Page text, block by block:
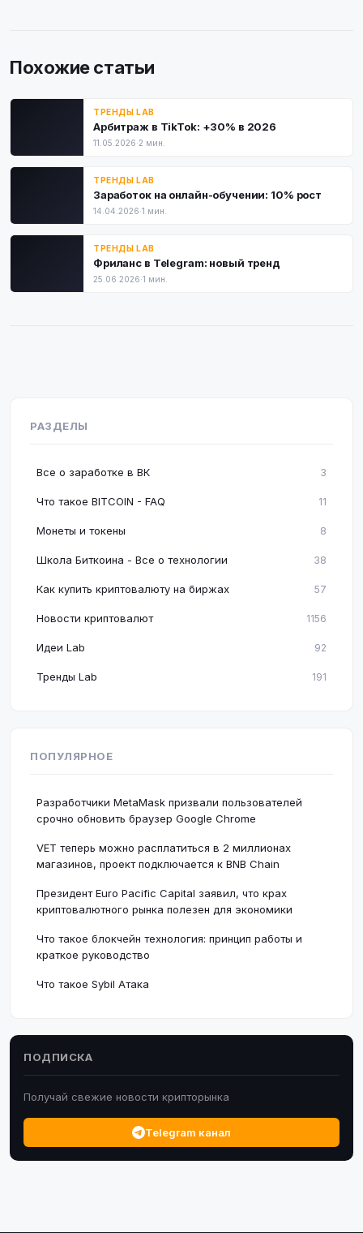
Похожие статьи
ТРЕНДЫ LAB
Арбитраж в TikTok: +30% в 2026
11.05.2026·2 мин.
ТРЕНДЫ LAB
Заработок на онлайн-обучении: 10% рост
14.04.2026·1 мин.
ТРЕНДЫ LAB
Фриланс в Telegram: новый тренд
25.06.2026·1 мин.
РАЗДЕЛЫ
Все о заработке в ВК 3
Что такое BITCOIN - FAQ 11
Монеты и токены 8
Школа Биткоина - Все о технологии 38
Как купить криптовалюту на биржах 57
Новости криптовалют 1156
Идеи Lab 92
Тренды Lab 191
ПОПУЛЯРНОЕ
Разработчики MetaMask призвали пользователей
срочно обновить браузер Google Chrome
VET теперь можно расплатиться в 2 миллионах
магазинов, проект подключается к BNB Chain
Президент Euro Pacific Capital заявил, что крах
криптовалютного рынка полезен для экономики
Что такое блокчейн технология: принцип работы и
краткое руководство
Что такое Sybil Атака
ПОДПИСКА
Получай свежие новости крипторынка
Telegram канал